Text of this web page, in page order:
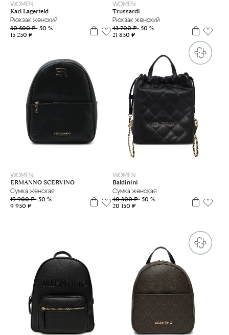
WOMEN
Karl Lagerfeld
Рюкзак женский
30 500 ₽- 50 %
15 250 ₽
WOMEN
Trussardi
Рюкзак женский
43 700 ₽- 50 %
21 850 ₽
WOMEN
ERMANNO SCERVINO
Сумка женская
19 900 ₽- 50 %
9 950 ₽
WOMEN
Baldinini
Сумка женская
40 300 ₽- 50 %
20 150 ₽